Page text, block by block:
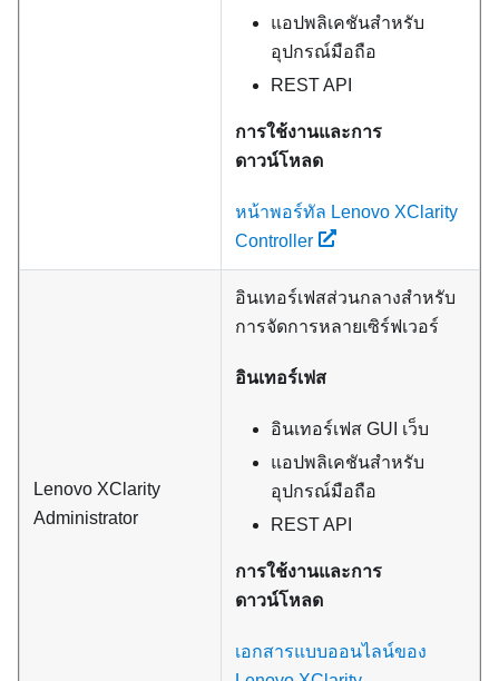
แอปพลิเคชันสำหรับ
อุปกรณ์มือถือ
REST API
การใช้งานและการ
ดาวน์โหลด
หน้าพอร์ทัล Lenovo XClarity
Controller
Lenovo XClarity
Administrator
อินเทอร์เฟสส่วนกลางสำหรับ
การจัดการหลายเซิร์ฟเวอร์
อินเทอร์เฟส
อินเทอร์เฟส GUI เว็บ
แอปพลิเคชันสำหรับ
อุปกรณ์มือถือ
REST API
การใช้งานและการ
ดาวน์โหลด
เอกสารแบบออนไลน์ของ